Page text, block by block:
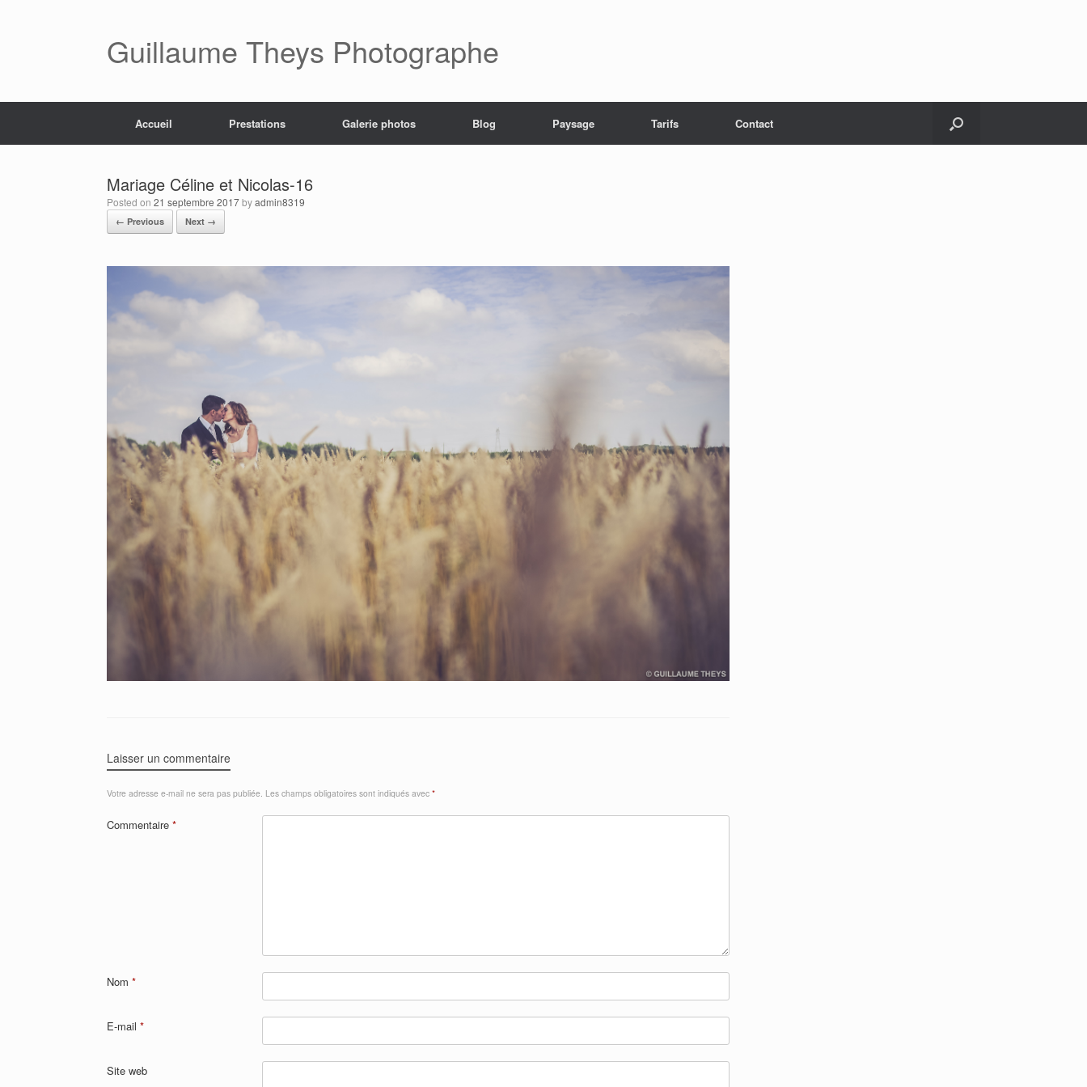
Guillaume Theys Photographe
Accueil Prestations Galerie photos Blog Paysage Tarifs Contact
Mariage Céline et Nicolas-16
Posted on 21 septembre 2017byadmin8319
← Previous Next →
Laisser un commentaire
Votre adresse e-mail ne sera pas publiée. Les champs obligatoires sont indiqués avec *
Commentaire *
Nom *
E-mail *
Site web